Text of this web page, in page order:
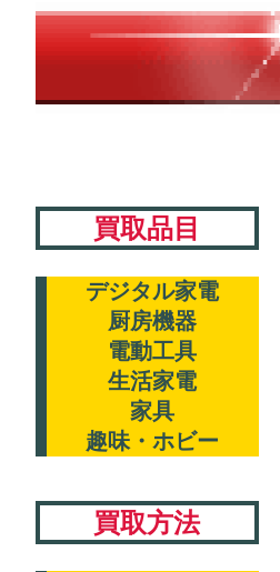
買取品目
デジタル家電
厨房機器
電動工具
生活家電
家具
趣味・ホビー
買取方法